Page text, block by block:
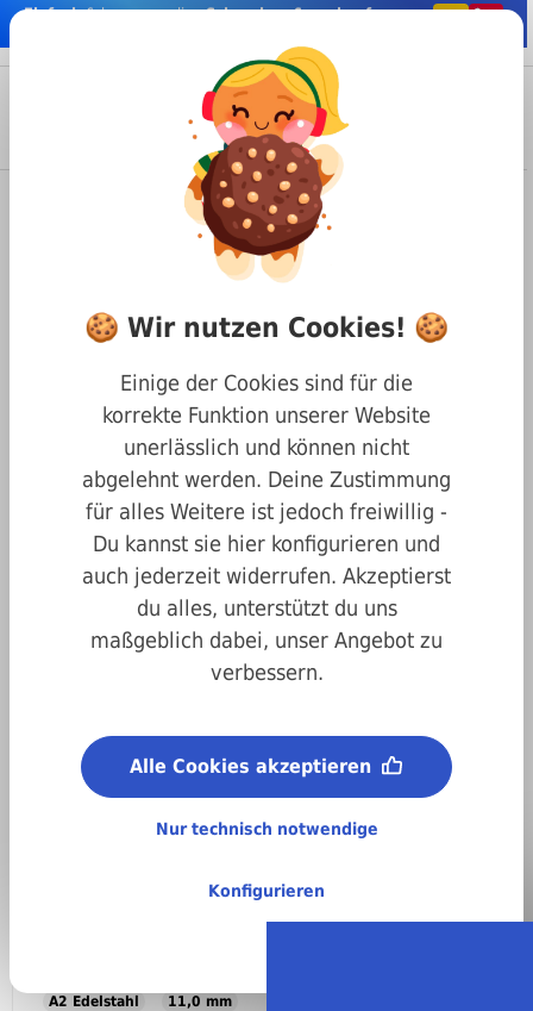
springen
Einfach& bequem onlineSchrauben & co. kaufen
Anmelden
Befestigungstechnik
Unterlegscheiben & Federringe
DIN 435 Keilscheiben für I-Träger
DIN 435 Keilscheiben für I-
Träger günstig online kaufen
Finden Sie online die
passenden DIN 435 Keilscheiben für I-
bei Max Witte Rosentaler-Schrauben!
A2 Edelstahl
11,0 mm
🍪 Wir nutzen Cookies! 🍪
Einige der Cookies sind für die
korrekte Funktion unserer Website
unerlässlich und können nicht
abgelehnt werden. Deine Zustimmung
für alles Weitere ist jedoch freiwillig -
Du kannst sie hier konfigurieren und
auch jederzeit widerrufen. Akzeptierst
du alles, unterstützt du uns
maßgeblich dabei, unser Angebot zu
verbessern.
Alle Cookies akzeptieren
Nur technisch notwendige
Konfigurieren